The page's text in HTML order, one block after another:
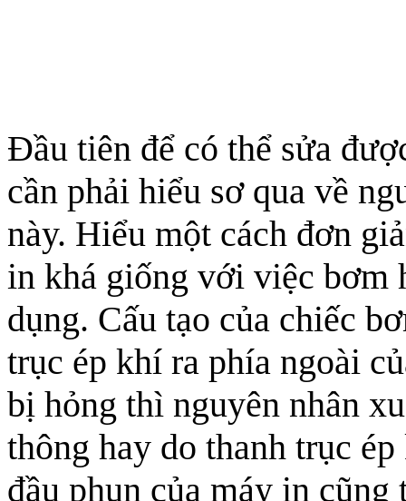
Đầu tiên để có thể sửa
cần phải hiểu sơ qua về
này. Hiểu một cách đơn
in khá giống với việc bơm
dụng. Cấu tạo của chiếc
trục ép khí ra phía ngoài
bị hỏng thì nguyên nhân
thông hay do thanh trục
đầu phun của máy in